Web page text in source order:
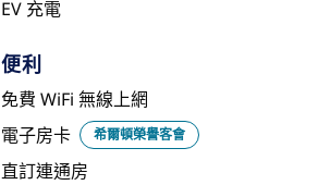
EV 充電
便利
免費 WiFi 無線上網
電子房卡
希爾頓榮譽客會
直訂連通房